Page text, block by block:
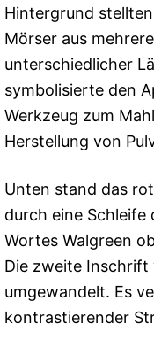
Hintergrund
Mörser aus
unterschiedlicher
symbolisierte den
Werkzeug zum
Herstellung von
Unten stand das
durch eine Schleife
Wortes Walgreen
Die zweite Inschrift
umgewandelt. Es
kontrastierender